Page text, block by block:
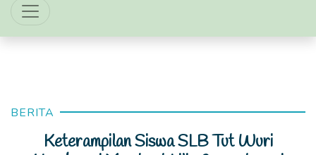
BERITA
Keterampilan Siswa SLB Tut Wuri